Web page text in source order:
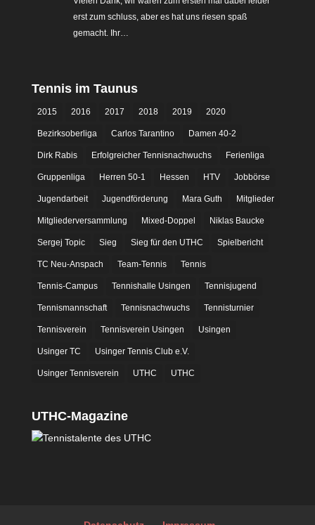
erst zum schluss, aber es hat uns riesen spaß
gemacht. Ihr…
Tennis im Taunus
2015 2016 2017 2018 2019 2020
Bezirksoberliga Carlos Tarantino Damen 40-2
Dirk Rabis Erfolgreicher Tennisnachwuchs Ferienliga
Gruppenliga Herren 50-1 Hessen HTV Jobbörse
Jugendarbeit Jugendförderung Mara Guth Mitglieder
Mitgliederversammlung Mixed-Doppel Niklas Baucke
Sergej Topic Sieg Sieg für den UTHC Spielbericht
TC Neu-Anspach Team-Tennis Tennis
Tennis-Campus Tennishalle Usingen Tennisjugend
Tennismannschaft Tennisnachwuchs Tennisturnier
Tennisverein Tennisverein Usingen Usingen
Usinger TC Usinger Tennis Club e.V.
Usinger Tennisverein UTHC UTHC
UTHC-Magazine